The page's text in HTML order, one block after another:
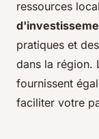
ressources
pratiques et
dans la région.
fournissent
faciliter votre